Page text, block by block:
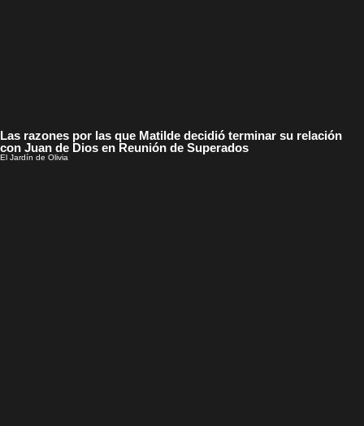
Las razones por las que Matilde decidió terminar su relación
con Juan de Dios en Reunión de Superados
El Jardín de Olivia